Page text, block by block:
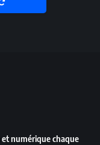
et numérique chaque